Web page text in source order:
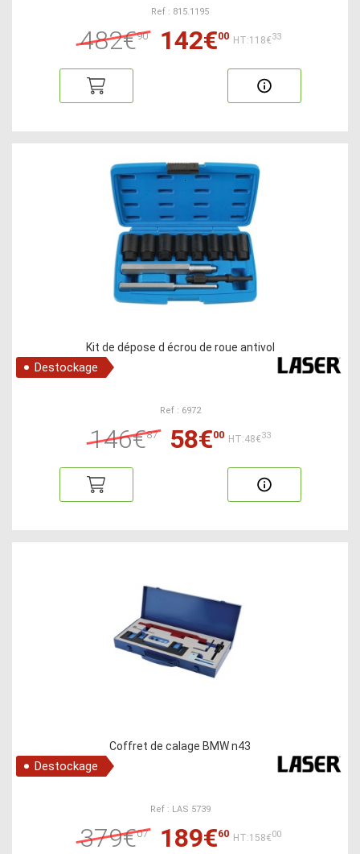
Ref : 815.1195
482€90 142€00 HT:118€33
Kit de dépose d écrou de roue antivol
Destockage
Ref : 6972
146€87 58€00 HT:48€33
Coffret de calage BMW n43
Destockage
Ref : LAS 5739
379€07 189€60 HT:158€00